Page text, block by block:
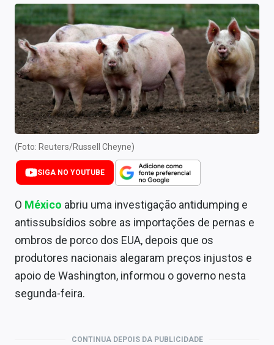
Cotações
Comprar ou vender?
Carteiras Recomendadas
Central de Dividendos
Central de Fundos Imobiliários
Central dos IPOs
Renda Fixa
Finanças Pessoais
Mercados
Economia
Empresas
(Foto: Reuters/Russell Cheyne)
SIGA NO YOUTUBE
O México abriu uma investigação antidumping e
antissubsídios sobre as importações de pernas e
ombros de porco dos EUA, depois que os
produtores nacionais alegaram preços injustos e
apoio de Washington, informou o governo nesta
segunda-feira.
CONTINUA DEPOIS DA PUBLICIDADE